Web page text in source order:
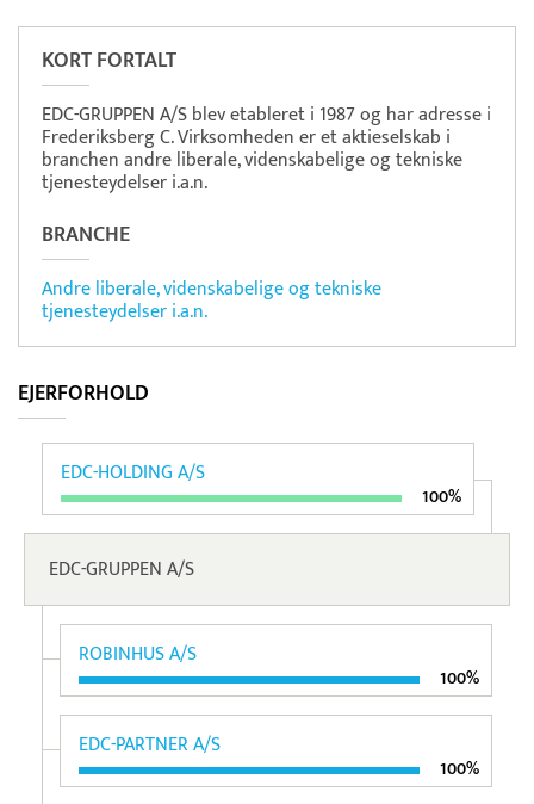
KORT FORTALT
EDC-GRUPPEN A/S blev etableret i 1987 og har adresse i
Frederiksberg C. Virksomheden er et aktieselskab i
branchen andre liberale, videnskabelige og tekniske
tjenesteydelser i.a.n.
BRANCHE
Andre liberale, videnskabelige og tekniske
tjenesteydelser i.a.n.
EJERFORHOLD
EDC-HOLDING A/S
100%
EDC-GRUPPEN A/S
ROBINHUS A/S
100%
EDC-PARTNER A/S
100%